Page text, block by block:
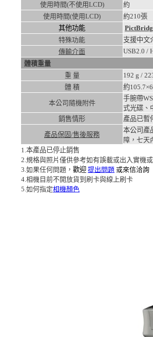
使用時間(不使用LCD) 約
使用時間(使用LCD) 約210張
其他功能
特殊功能
支援中文
傳輸介面
USB2.0 /
體積重量
重 量
192 g /
體 積
約
本公司隨機附件
手腕帶
式光碟、
銷售情形
產品已暫
產品保固/售後服務
本公司產
障，七天
1.本產品已停止銷售
2.規格與照片僅供參考如有誤載或出入實機
3.如果任何問題， 歡迎 提出問題 或來信洽詢
4.相機目前不開放貨到刷卡與線上刷卡
5.如何指定相機顏色